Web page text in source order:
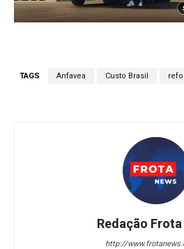
TAGS Anfavea Custo Brasil
Redação Frota
http://